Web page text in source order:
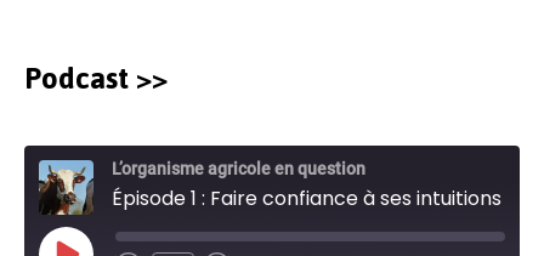
Podcast >>
L’organisme agricole en question
Épisode 1 : Faire confiance à ses intuitions